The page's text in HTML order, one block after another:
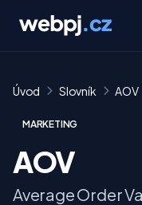
Úvod Slovník AOV
MARKETING
AOV
Average Order